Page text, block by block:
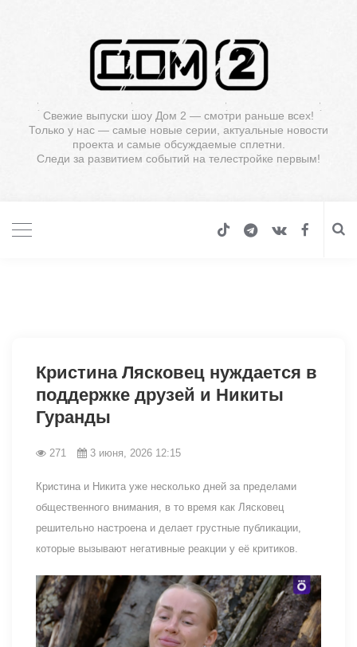
Свежие выпуски шоу Дом 2 — смотри раньше всех!
Только у нас — самые новые серии, актуальные новости
проекта и самые обсуждаемые сплетни.
Следи за развитием событий на телестройке первым!
Кристина Лясковец нуждается в
поддержке друзей и Никиты
Гуранды
271 3 июня, 2026 12:15
Кристина и Никита уже несколько дней за пределами
общественного внимания, в то время как Лясковец
решительно настроена и делает грустные публикации,
которые вызывают негативные реакции у её критиков.